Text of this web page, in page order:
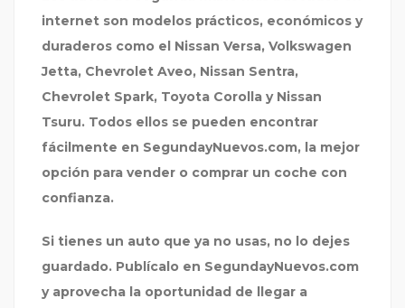
internet son modelos prácticos, económicos y
duraderos como el Nissan Versa, Volkswagen
Jetta, Chevrolet Aveo, Nissan Sentra,
Chevrolet Spark, Toyota Corolla y Nissan
Tsuru. Todos ellos se pueden encontrar
fácilmente en SegundayNuevos.com, la mejor
opción para vender o comprar un coche con
confianza.
Si tienes un auto que ya no usas, no lo dejes
guardado. Publícalo en SegundayNuevos.com
y aprovecha la oportunidad de llegar a